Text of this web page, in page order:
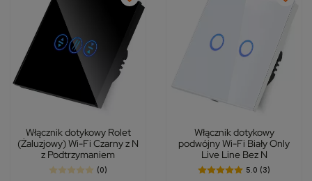
Włącznik dotykowy Rolet
(Żaluzjowy) Wi-Fi Czarny z N
z Podtrzymaniem
(0)
Włącznik dotykowy
podwójny Wi-Fi Biały Only
Live Line Bez N
5.0 (3)